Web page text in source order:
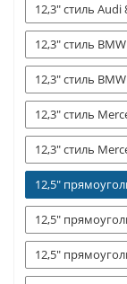
12,3" стиль
12,3" стиль
12,3" стиль
12,3" стиль
12,3" стиль
12,5"
12,5"
12,5"